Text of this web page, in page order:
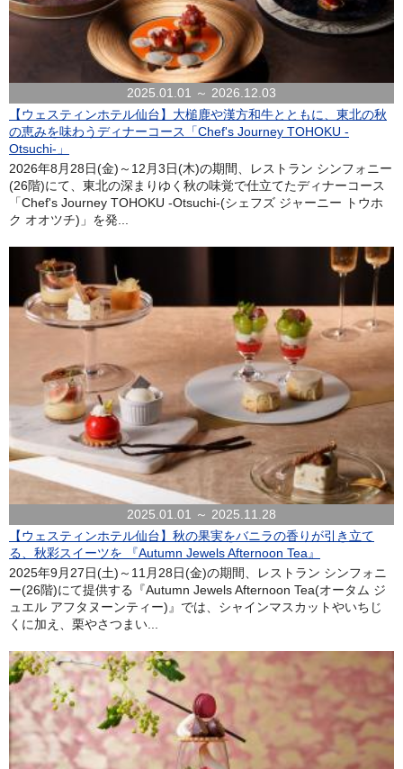
2025.01.01 ～ 2026.12.03
【ウェスティンホテル仙台】大槌鹿や漢方和牛とともに、東北の秋
の恵みを味わうディナーコース「Chef's Journey TOHOKU -
Otsuchi-」
2026年8月28日(金)～12月3日(木)の期間、レストラン シンフォニー
(26階)にて、東北の深まりゆく秋の味覚で仕立てたディナーコース
「Chef's Journey TOHOKU -Otsuchi-(シェフズ ジャーニー トウホ
ク オオツチ)」を発...
2025.01.01 ～ 2025.11.28
【ウェスティンホテル仙台】秋の果実をバニラの香りが引き立て
る、秋彩スイーツを 『Autumn Jewels Afternoon Tea』
2025年9月27日(土)～11月28日(金)の期間、レストラン シンフォニ
ー(26階)にて提供する『Autumn Jewels Afternoon Tea(オータム ジ
ュエル アフタヌーンティー)』では、シャインマスカットやいちじ
くに加え、栗やさつまい...